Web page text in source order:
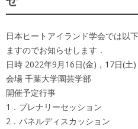
日本ヒートアイランド学会では以
ますのでお知らせします．
日時 2022年9月16日(金)，17日(土
会場 千葉大学園芸学部
開催予定行事
1．プレナリーセッション
2．パネルディスカッション